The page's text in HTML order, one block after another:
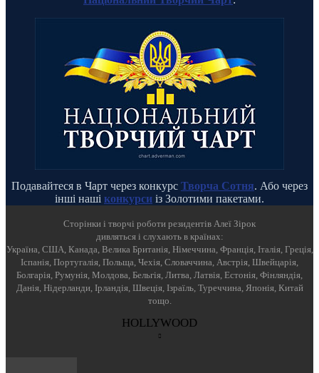
Подавайтеся в Чарт через конкурс Творча Сотня. Або через
інші наші конкурси із Золотими пакетами.
Cторінки і творчі роботи резидентів Алеї Зірок
дивляться і слухають в країнах:
Україна, США, Канада, Велика Британія, Німеччина, Франція, Італія, Греція,
Іспанія, Португалія, Польща, Чехія, Словаччина, Австрія, Швейцарія,
Болгарія, Румунія, Молдова, Бельгія, Литва, Латвія, Естонія, Фінляндія,
Данія, Нідерланди, Ірландія, Швеція, Ізраїль, Туреччина, Японія, Китай
тощо.
HOLLYWOOD